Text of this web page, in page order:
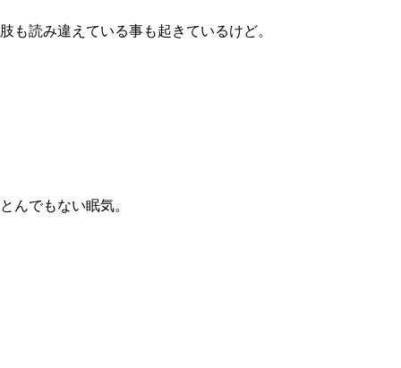
も読み違えている事も起きているけど。
んでもない眠気。